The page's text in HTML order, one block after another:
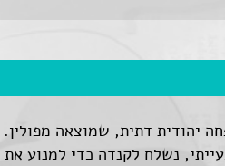
במשפחה יהודית דתית, שמוצאה
נשלח לקנדה כדי למנוע